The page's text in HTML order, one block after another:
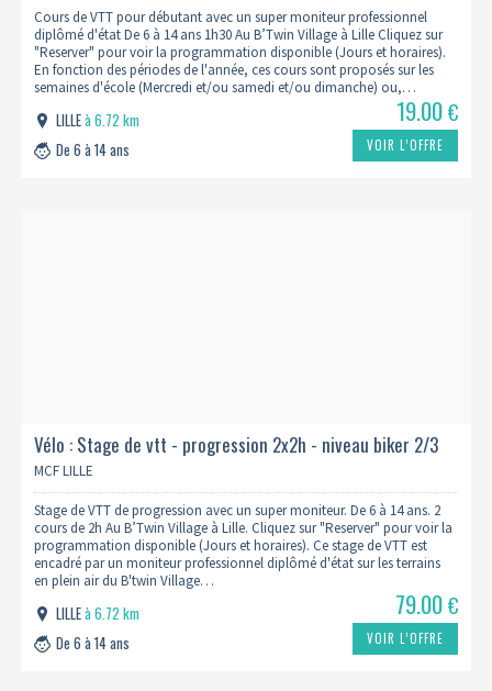
Cours de VTT pour débutant avec un super moniteur professionnel
diplômé d'état De 6 à 14 ans 1h30 Au B’Twin Village à Lille Cliquez sur
"Reserver" pour voir la programmation disponible (Jours et horaires).
En fonction des périodes de l'année, ces cours sont proposés sur les
semaines d'école (Mercredi et/ou samedi et/ou dimanche) ou,…
LILLEà 6.72 km
De 6 à 14 ans
19.00€
VOIR L’OFFRE
Vélo : Stage de vtt - progression 2x2h - niveau biker 2/3
MCF LILLE
Stage de VTT de progression avec un super moniteur. De 6 à 14 ans. 2
cours de 2h Au B’Twin Village à Lille. Cliquez sur "Reserver" pour voir la
programmation disponible (Jours et horaires). Ce stage de VTT est
encadré par un moniteur professionnel diplômé d'état sur les terrains
en plein air du B'twin Village…
LILLEà 6.72 km
De 6 à 14 ans
79.00€
VOIR L’OFFRE